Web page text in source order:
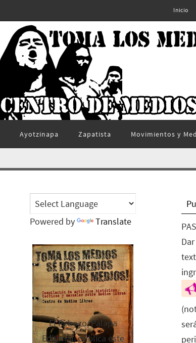
Inicio
Ayotzinapa Zapatista Movimientos y
Powered by Translate
El Rebozo, Palapa
Editorial, publica este